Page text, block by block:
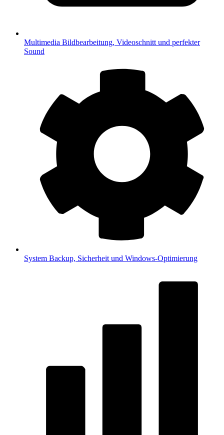
Multimedia Bildbearbeitung, Videoschnitt und perfekter
Sound
System Backup, Sicherheit und Windows-Optimierung